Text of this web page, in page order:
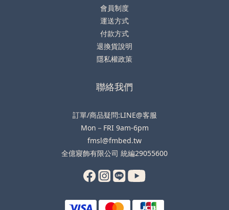
會員制度
運送方式
付款方式
退換貨說明
隱私權政策
聯絡我們
訂單/商品疑問:LINE@客服
Mon－FRI 9am-6pm
fmsl@fmbed.tw
全億寢飾有限公司 統編29055600